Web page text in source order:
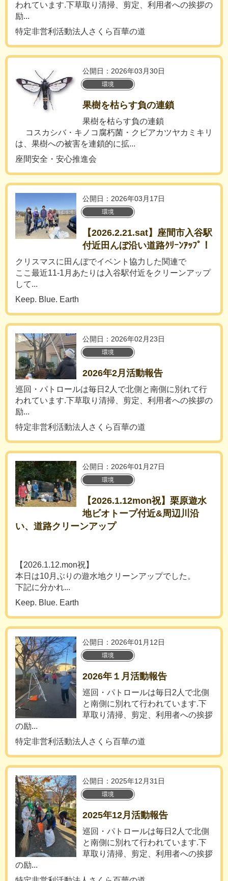
われています.下草取り清掃、剪定、利用者への挨拶の
励...
特定非営利活動法人さくら百華の道
公開日：2026年03月30日
環境
果樹を枯らす負の連鎖
果樹を枯らす負の連鎖
コスカシバ・キノコ腐朽菌・クビアカツヤカミキリ
は、果樹への被害を連鎖的に拡...
座間安全・安心推進会
公開日：2026年03月17日
環境
【2026.2.21.sat】座間市入谷駅
付近田んぼ沿い道路ｸﾘｰﾝｱｯﾌﾟ！
クリスマスに田んぼでイベント協力した関連で
ここ最近11-1月あたりは入谷駅付近をクリーンアップ
して...
Keep. Blue. Earth
公開日：2026年02月23日
環境
2026年2月活動報告
巡回・パトロールは毎日2人で北側と南側に別れて行
われています.下草取り清掃、剪定、利用者への挨拶の
励...
特定非営利活動法人さくら百華の道
公開日：2026年01月27日
環境
【2026.1.12mon祝】栗原遊水
地ビオトープ付近&周辺川沿
い、道路クリーンアップ
【2026.1.12.mon祝】
本日は10月ぶりの遊水地クリーンアップでした。
下記に分かれ...
Keep. Blue. Earth
公開日：2026年01月12日
環境
2026年１月活動報告
巡回・パトロールは毎日2人で北側
と南側に別れて行われています.下
草取り清掃、剪定、利用者への挨拶
の励...
特定非営利活動法人さくら百華の道
公開日：2025年12月31日
環境
2025年12月活動報告
巡回・パトロールは毎日2人で北側
と南側に別れて行われています.下
草取り清掃、剪定、利用者への挨拶
の励...